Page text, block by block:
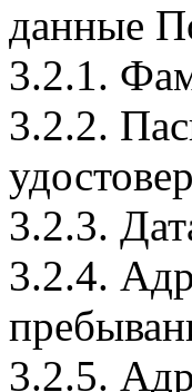
данные
3.2.1.
3.2.2.
3.2.3.
3.2.4.
3.2.5.